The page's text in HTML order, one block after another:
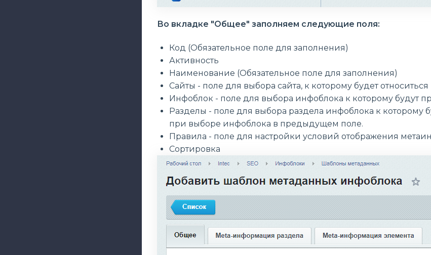
Во вкладке "Общее" заполняем следующие поля:
Код (Обязательное поле для заполнения)
Активность
Наименование (Обязательное поле для заполнения)
Сайты - поле для выбора сайта, к которому будет относиться
Инфоблок - поле для выбора инфоблока к которому будут
Разделы - поле для выбора раздела инфоблока к которому
при выборе инфоблока в предыдущем поле.
Правила - поле для настройки условий отображения
Сортировка